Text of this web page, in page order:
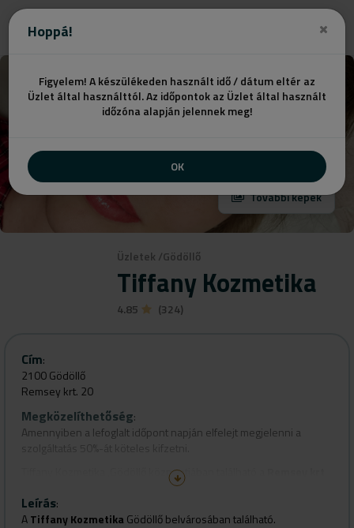
Hoppá!
Figyelem! A készülékeden használt idő / dátum eltér az
Üzlet által használttól. Az időpontok az Üzlet által használt
időzóna alapján jelennek meg!
OK
Üzletek /Gödöllő
Tiffany Kozmetika
4.85 (324)
További képek
Cím:
2100 Gödöllő
Remsey krt. 20
Megközelíthetőség:
Amennyiben a lefoglalt időpont napján elfelejt megjelenni a
Tiffany Kozmetika ,Gödöllő központjában található a
Utcafronti üzlet.
Leírás:
ATiffany Kozmetika Gödöllő belvárosában található.